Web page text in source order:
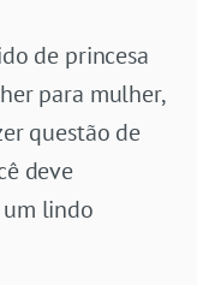
de princesa
para mulher,
questão de
deve
lindo